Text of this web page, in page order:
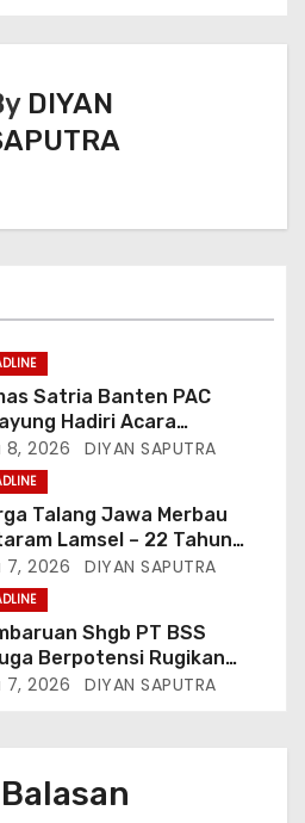
DIYAN
Satria Banten PAC
Hadiri Acara
HUT Ke-81
RI Di Silang Monas
8, 2026 DIYAN SAPUTRA
Talang Jawa Merbau
Lamsel – 22 Tahun
Vina Agustina Viral Di
Inginkan Kursi Roda
Kepala Perwakilan
Lampung Media
Tv Meminta Pemda
Bertindak
7, 2026 DIYAN SAPUTRA
Shgb PT BSS
Berpotensi Rugikan
Kementrian ATR/BPN Di
7, 2026 DIYAN SAPUTRA